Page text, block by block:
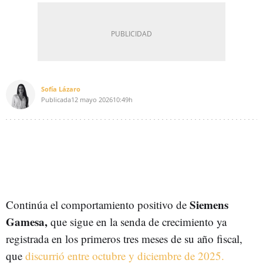
Sofía Lázaro
Publicada12 mayo 202610:49h
Continúa el comportamiento positivo de Siemens
Gamesa, que sigue en la senda de crecimiento ya
registrada en los primeros tres meses de su año fiscal,
que discurrió entre octubre y diciembre de 2025.